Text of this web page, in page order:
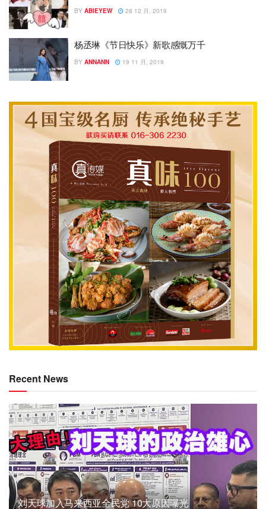
BY ABIEYEW 28 12 月, 2019
杨丞琳《节日快乐》新歌感慨万千
BY ANNANN 19 11 月, 2019
Recent News
刘天球加入马来西亚全民党 10大原因曝光